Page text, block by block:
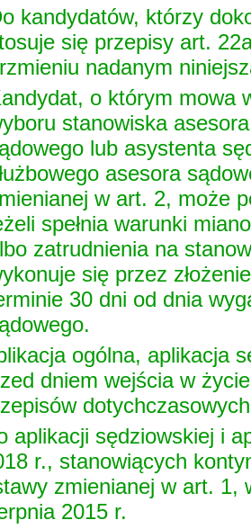
kandydatów, którzy
się przepisy art.
nadanym
o którym mowa
stanowiska
lub asystenta
asesora
w art. 2, może
spełnia warunki
zatrudnienia na
się przez
30 dni od dnia
ogólna, aplikacja
dniem wejścia w
aplikacji sędziowskiej i
r., stanowiących
zmienianej w art. 1,
2015 r.